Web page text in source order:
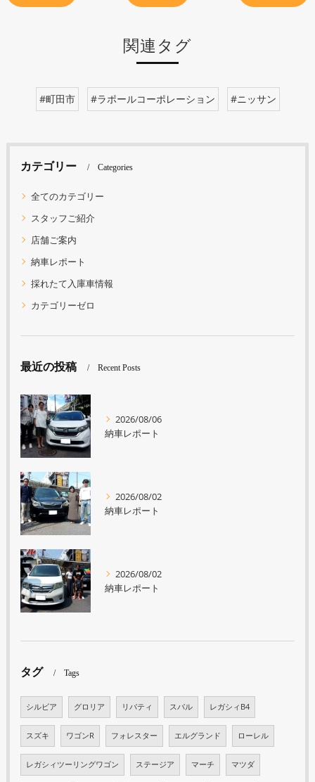
関連タグ
#町田市 #ラポールコーポレーション #ニッサン
カテゴリー Categories
全てのカテゴリー
スタッフご紹介
店舗ご案内
納車レポート
採れたて入庫車情報
カテゴリーゼロ
最近の投稿 Recent Posts
2026/08/06
納車レポート
2026/08/02
納車レポート
2026/08/02
納車レポート
タグ Tags
シルビア グロリア リバティ スバル レガシィB4
スズキ ワゴンR フォレスター エルグランド ローレル
レガシィツーリングワゴン ステージア マーチ マツダ